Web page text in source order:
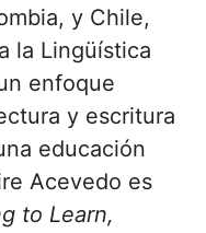
y Chile,
la Lingüística
enfoque
y escritura
educación
Acevedo es
to Learn,